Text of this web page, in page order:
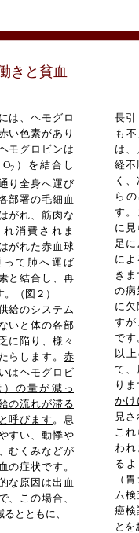
きと貧血
は、ヘモグロ
い色素があり
モグロビンは
O2 ）を結合し
り全身へ運び
部署の毛細血
がれ、筋肉な
消費されま
がれた赤血球
って肺へ運ば
と結合し、再
（図２）
給のシステム
いと体の各部
に陥り、様々
らします。 赤
はヘモグロビ
の量が減っ
の流れが滞る
呼びます 。息
すい、動悸や
むくみなどが
の症状です。
な原因は出血
、この場合、
とともに、
長引
も
は
経不
く
ら
す。
に
足 に
に
き
の病
に
すが
です
以
て、
り
かけ
見
こ
われ
る
（
ム検
癌検
とを